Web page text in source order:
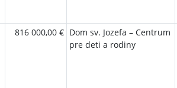
816 000,00 € Dom sv. Jozefa – Centrum
pre deti a rodiny